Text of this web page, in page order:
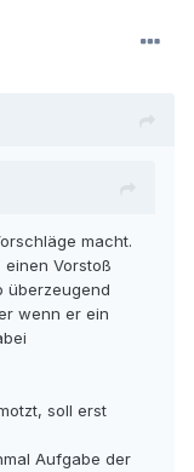
macht.
Vorstoß
überzeugend
wenn er ein
soll erst
Aufgabe der